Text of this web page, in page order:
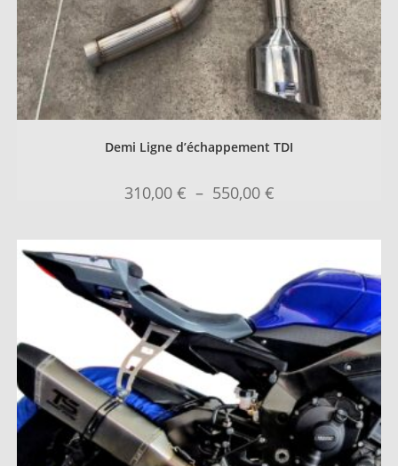
Demi Ligne d’échappement TDI
310,00 € – 550,00 €